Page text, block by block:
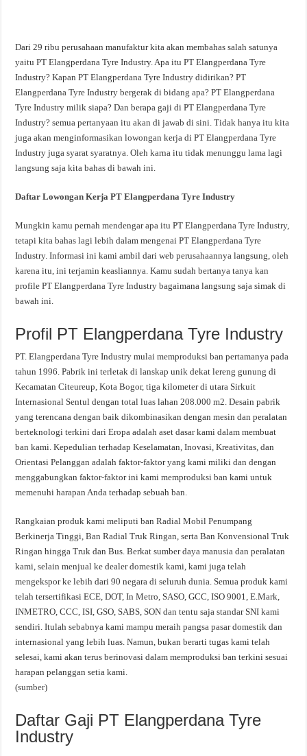
Dari 29 ribu perusahaan manufaktur kita akan membahas salah satunya
yaitu PT Elangperdana Tyre Industry. Apa itu PT Elangperdana Tyre
Industry? Kapan PT Elangperdana Tyre Industry didirikan? PT
Elangperdana Tyre Industry bergerak di bidang apa? PT Elangperdana
Tyre Industry milik siapa? Dan berapa gaji di PT Elangperdana Tyre
Industry? semua pertanyaan itu akan di jawab di sini. Tidak hanya itu kita
juga akan menginformasikan lowongan kerja di PT Elangperdana Tyre
Industry juga syarat syaratnya. Oleh karna itu tidak menunggu lama lagi
langsung saja kita bahas di bawah ini.
Daftar Lowongan Kerja PT Elangperdana Tyre Industry
Mungkin kamu pernah mendengar apa itu PT Elangperdana Tyre Industry,
tetapi kita bahas lagi lebih dalam mengenai PT Elangperdana Tyre
Industry. Informasi ini kami ambil dari web perusahaannya langsung, oleh
karena itu, ini terjamin keasliannya. Kamu sudah bertanya tanya kan
profile PT Elangperdana Tyre Industry bagaimana langsung saja simak di
bawah ini.
Profil PT Elangperdana Tyre Industry
PT. Elangperdana Tyre Industry mulai memproduksi ban pertamanya pada
tahun 1996. Pabrik ini terletak di lanskap unik dekat lereng gunung di
Kecamatan Citeureup, Kota Bogor, tiga kilometer di utara Sirkuit
Internasional Sentul dengan total luas lahan 208.000 m2. Desain pabrik
yang terencana dengan baik dikombinasikan dengan mesin dan peralatan
berteknologi terkini dari Eropa adalah aset dasar kami dalam membuat
ban kami. Kepedulian terhadap Keselamatan, Inovasi, Kreativitas, dan
Orientasi Pelanggan adalah faktor-faktor yang kami miliki dan dengan
menggabungkan faktor-faktor ini kami memproduksi ban kami untuk
memenuhi harapan Anda terhadap sebuah ban.
Rangkaian produk kami meliputi ban Radial Mobil Penumpang
Berkinerja Tinggi, Ban Radial Truk Ringan, serta Ban Konvensional Truk
Ringan hingga Truk dan Bus. Berkat sumber daya manusia dan peralatan
kami, selain menjual ke dealer domestik kami, kami juga telah
mengekspor ke lebih dari 90 negara di seluruh dunia. Semua produk kami
telah tersertifikasi ECE, DOT, In Metro, SASO, GCC, ISO 9001, E.Mark,
INMETRO, CCC, ISI, GSO, SABS, SON dan tentu saja standar SNI kami
sendiri. Itulah sebabnya kami mampu meraih pangsa pasar domestik dan
internasional yang lebih luas. Namun, bukan berarti tugas kami telah
selesai, kami akan terus berinovasi dalam memproduksi ban terkini sesuai
harapan pelanggan setia kami.
(sumber)
Daftar Gaji PT Elangperdana Tyre
Industry